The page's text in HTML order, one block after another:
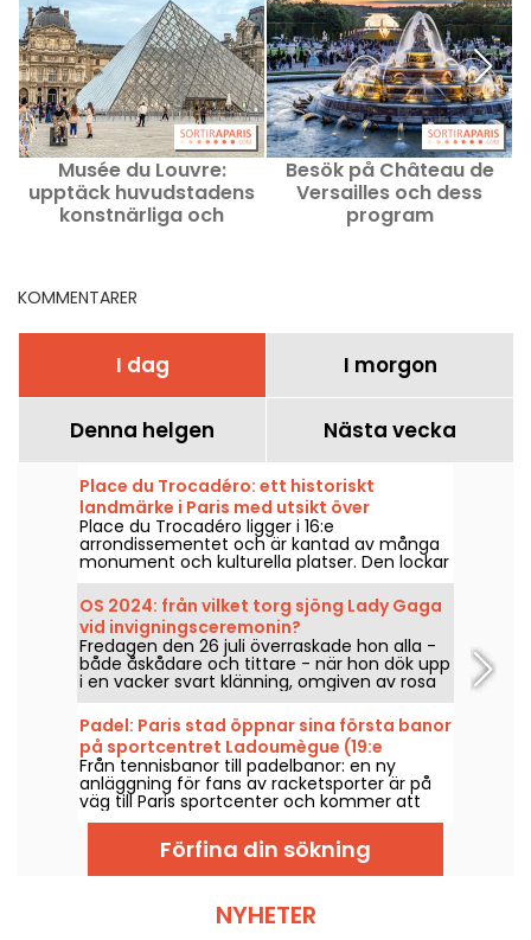
Musée du Louvre:
upptäck huvudstadens
konstnärliga och
Besök på Château de
Versailles och dess
program
KOMMENTARER
I dag I morgon
Denna helgen Nästa vecka
Place du Trocadéro: ett historiskt
landmärke i Paris med utsikt över
Eiffeltornet
Place du Trocadéro ligger i 16:e
arrondissementet och är kantad av många
monument och kulturella platser. Den lockar
både turister och Parisbor som bott här hela
livet tack vare den oslagbara utsikten över
Eiffeltornet.
OS 2024: från vilket torg sjöng Lady Gaga
vid invigningsceremonin?
Fredagen den 26 juli överraskade hon alla -
både åskådare och tittare - när hon dök upp
i en vacker svart klänning, omgiven av rosa
pompoms. Men var befann sig sångerskan?
Är arenan öppen för allmänheten?
Padel: Paris stad öppnar sina första banor
på sportcentret Ladoumègue (19:e
arrondissementet)
Från tennisbanor till padelbanor: en ny
anläggning för fans av racketsporter är på
väg till Paris sportcenter och kommer att
öppna snart.
Förfina din sökning
NYHETER